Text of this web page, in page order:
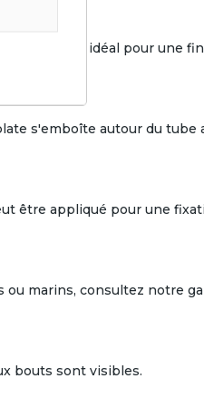
et discret, idéal pour une
s'emboîte autour du tube
être appliqué pour une
marins, consultez notre
bouts sont visibles.